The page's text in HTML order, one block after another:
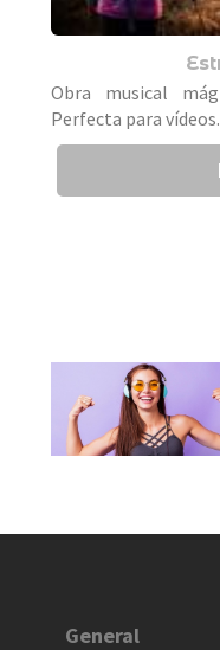
Obra musical
Perfecta para vídeos.
General